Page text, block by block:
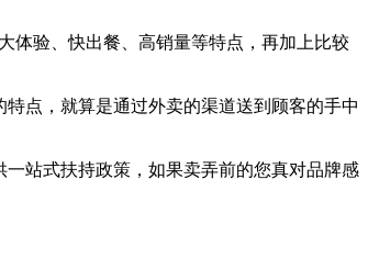
体验、快出餐、高销量等特点，再加上比较
点，就算是通过外卖的渠道送到顾客的手中
站式扶持政策，如果卖弄前的您真对品牌感